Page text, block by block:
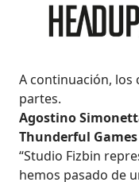
A continuación, los
partes.
Agostino
Thunderful Games
“Studio Fizbin
hemos pasado de